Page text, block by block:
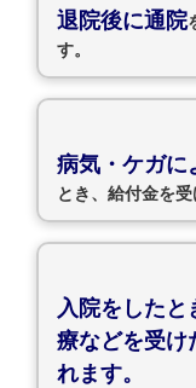
退院後に通院
す。
病気・ケガに
とき、給付金を受
入院をした
療などを受け
れます。